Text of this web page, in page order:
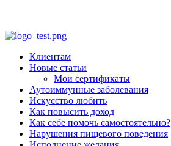
Клиентам
Новые статьи
Мои сертификаты
Аутоиммунные заболевания
Искусство любить
Как повысить доход
Как себе помочь самостоятельно?
Нарушения пищевого поведения